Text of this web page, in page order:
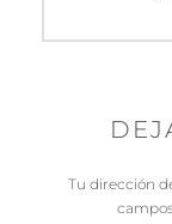
Tu dirección